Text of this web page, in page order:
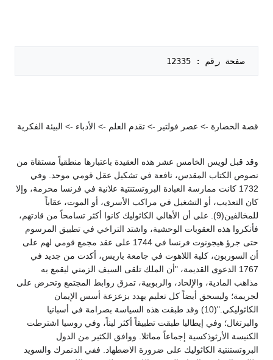
صفحة رقم : 12335
قصة الحضارة -> عصر فولتير -> تقدم العلم -> الأدباء -> البيئة الفكرية
وقد قبل لويس الخامس عشر هذه العقيدة باعتبارها منطقياً مستقاة من
نصوص الكتاب المقدس، نافعة في تشكيل عقل قومي موحد. وفي
1732 كانت ممارسة العبادة البروتستنتية علانية في فرنسا محرمة، وإلا
كان التعذيب، أو التشغيل في مراكب الأسرى، أو الموت، عقاباً
للمخالفين(9). على أن الأهالي الكاثوليك كانوا أكثر تسامحاً من قادتهم،
فأنكروا هذه العقوبات الوحشية، واشتد التراخي في تطبيق المرسوم
حتى جرؤ هيجونوت فرنسا في 1744 على عقد مجمع قومي لهم على
أن السوربون، كلية اللاهوت في جامعة باريس، أكدت من جديد في
1767 الدعوى القديمة، "أن الملك تلقى السيف الزمني ليقمع به
مذاهب المادية، والإلحاد، والربوبية، تمزق روابط المجتمع وتحرض على
لجريمة؛ وليسحق أيضاً كل تعليم يهدد بزعزعة أسس الإيمان
الكاثوليكي."(10) وقد طبقت هذه السياسة بصرامة في أسبانيا
والبرتغال؛ وفي إيطاليا طبقت تطبيقاً أكثر ليناً، وفي روسيا اشترطت
الكنيسة الأرثوذكسية إجماعاً مماثلا. ووافق الكثير من الدول
البروتستنتية الكاثوليك على ضرورة الاضطهاد. ففي الدنمرك والسويد